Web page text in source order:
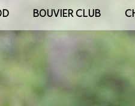
BOUVIER CLUB